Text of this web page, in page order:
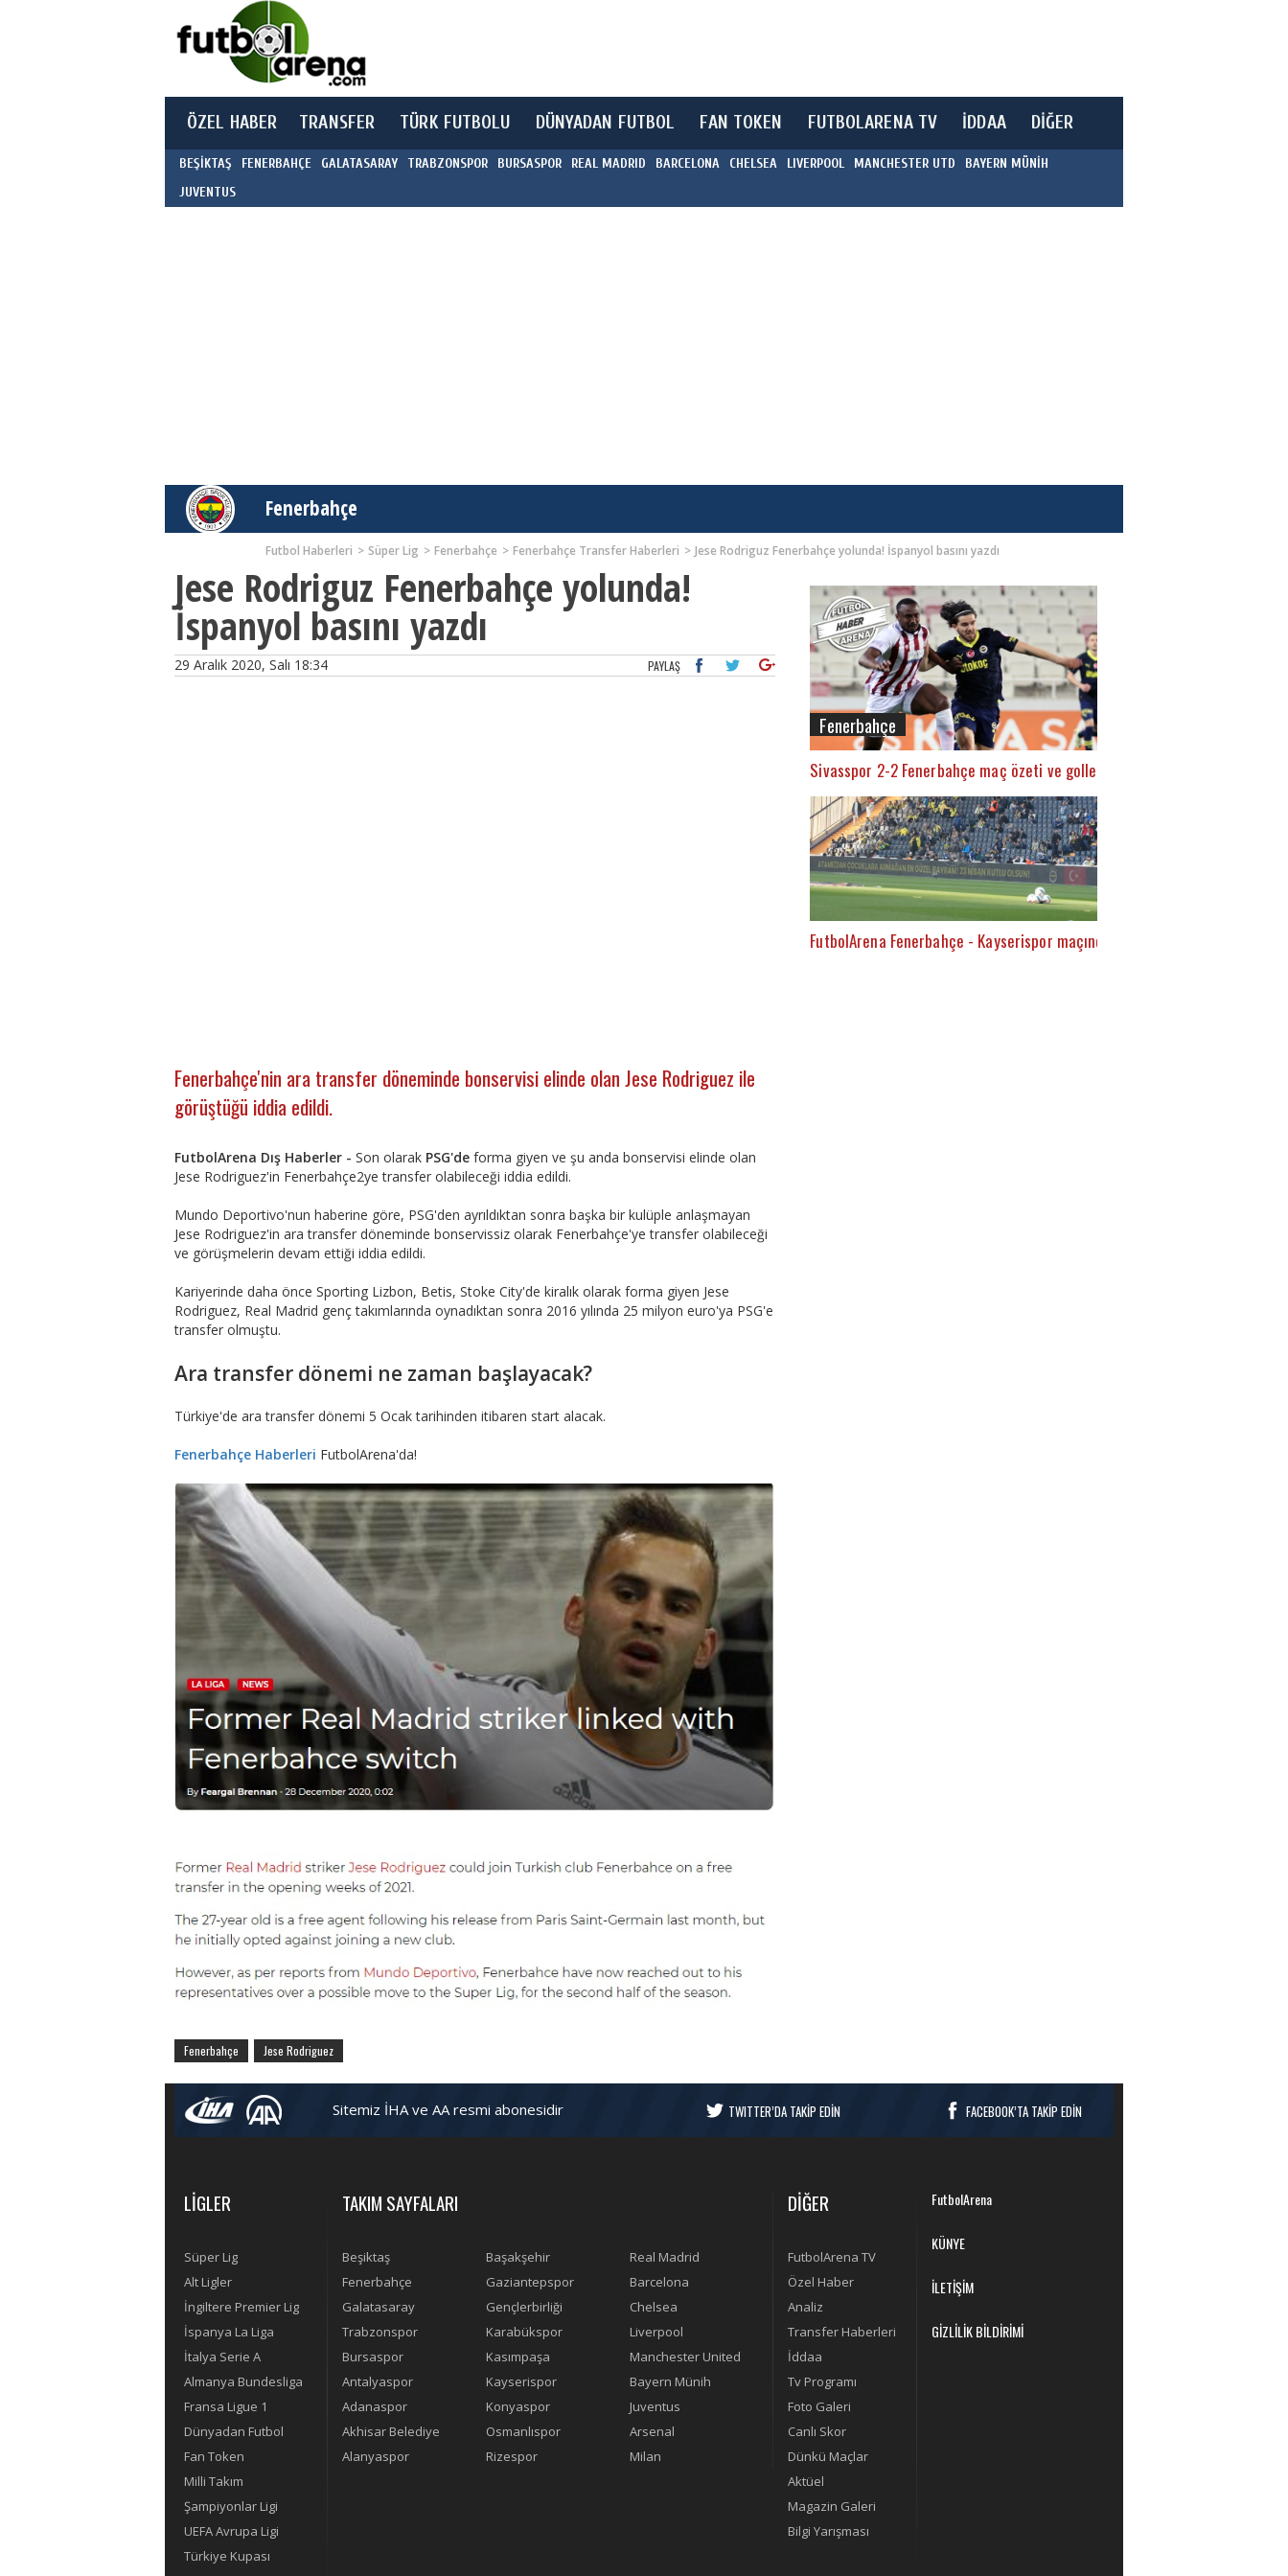
ÖZEL HABER TRANSFER TÜRK FUTBOLU DÜNYADAN FUTBOL FAN TOKEN FUTBOLARENA TV İDDAA DİĞER
BEŞİKTAŞ FENERBAHÇE GALATASARAY TRABZONSPOR BURSASPOR REAL MADRID BARCELONA CHELSEA LIVERPOOL MANCHESTER UTD
BAYERN MÜNİH
JUVENTUS
Fenerbahçe
Futbol Haberleri Süper Lig Fenerbahçe Fenerbahçe Transfer Haberleri Jese Rodriguz Fenerbahçe yolunda! İspanyol basını yazdı
Jese Rodriguz Fenerbahçe yolunda!
İspanyol basını yazdı
29 Aralık 2020, Salı 18:34 PAYLAŞ
Fenerbahçe'nin ara transfer döneminde bonservisi elinde olan Jese Rodriguez ile
görüştüğü iddia edildi.
FutbolArena Dış Haberler - Son olarak PSG'de forma giyen ve şu anda bonservisi elinde olan
Jese Rodriguez'in Fenerbahçe2ye transfer olabileceği iddia edildi.
Mundo Deportivo'nun haberine göre, PSG'den ayrıldıktan sonra başka bir kulüple anlaşmayan
Jese Rodriguez'in ara transfer döneminde bonservissiz olarak Fenerbahçe'ye transfer olabileceği
ve görüşmelerin devam ettiği iddia edildi.
Kariyerinde daha önce Sporting Lizbon, Betis, Stoke City'de kiralık olarak forma giyen Jese
Rodriguez, Real Madrid genç takımlarında oynadıktan sonra 2016 yılında 25 milyon euro'ya PSG'e
transfer olmuştu.
Ara transfer dönemi ne zaman başlayacak?
Türkiye'de ara transfer dönemi 5 Ocak tarihinden itibaren start alacak.
Fenerbahçe Haberleri FutbolArena'da!
Fenerbahçe Jese Rodriguez
Fenerbahçe
Sivasspor 2-2 Fenerbahçe maç özeti ve golleri (İZLE)
FutbolArena Fenerbahçe - Kayserispor maçında
Sitemiz İHA ve AA resmi abonesidir TWITTER’DA TAKİP EDİN FACEBOOK’TA TAKİP EDİN
LİGLER
Süper Lig
Alt Ligler
İngiltere Premier Lig
İspanya La Liga
İtalya Serie A
Almanya Bundesliga
Fransa Ligue 1
Dünyadan Futbol
Fan Token
Milli Takım
Şampiyonlar Ligi
UEFA Avrupa Ligi
Türkiye Kupası
TAKIM SAYFALARI
Beşiktaş Başakşehir
Real Madrid
Fenerbahçe
Gaziantepspor
Barcelona
Galatasaray
Gençlerbirliği
Chelsea
Trabzonspor
Karabükspor
Liverpool
Bursaspor
Kasımpaşa
Manchester United
Antalyaspor
Kayserispor
Bayern Münih
Adanaspor
Konyaspor
Juventus
Akhisar Belediye
Osmanlıspor
Arsenal
Alanyaspor
Rizespor Milan
DİĞER
FutbolArena TV
Özel Haber
Analiz
Transfer Haberleri
İddaa
Tv Programı
Foto Galeri
Canlı Skor
Dünkü Maçlar
Aktüel
Magazin Galeri
Bilgi Yarışması
FutbolArena
KÜNYE
İLETİŞİM
GİZLİLİK BİLDİRİMİ